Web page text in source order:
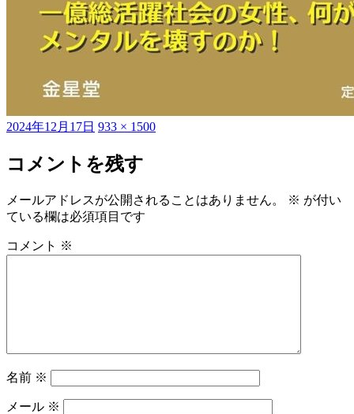
投
日:
2024年12月17日 フ
サ
イ
ズ
933 × 1500
コメントを残す
メールアドレスが公開されることはありません。 ※ が付い
ている欄は必須項目です
コメント ※
名前 ※
メール ※